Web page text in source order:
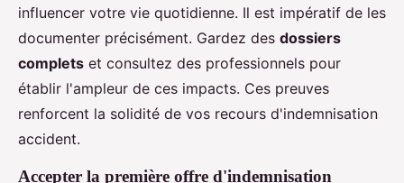
influencer votre vie quotidienne. Il est impératif de les
documenter précisément. Gardez des dossiers
complets et consultez des professionnels pour
établir l'ampleur de ces impacts. Ces preuves
renforcent la solidité de vos recours d'indemnisation
accident.
Accepter la première offre d'indemnisation